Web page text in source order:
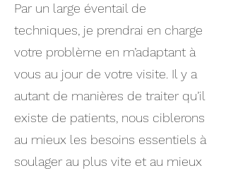
Par un large éventail de
techniques, je prendrai en charge
votre problème en m’adaptant à
vous au jour de votre visite. Il y a
autant de manières de traiter qu’il
existe de patients, nous ciblerons
au mieux les besoins essentiels à
soulager au plus vite et au mieux